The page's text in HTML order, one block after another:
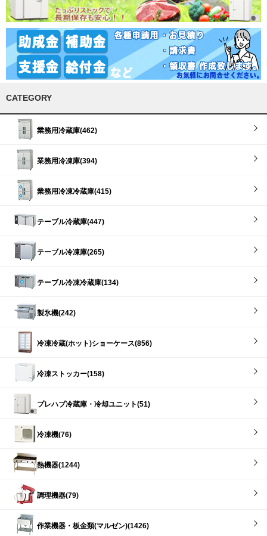
CATEGORY
業務用冷蔵庫(462)
業務用冷凍庫(394)
業務用冷凍冷蔵庫(415)
テーブル冷蔵庫(447)
テーブル冷凍庫(265)
テーブル冷凍冷蔵庫(134)
製氷機(242)
冷凍冷蔵(ホット)ショーケース(856)
冷凍ストッカー(158)
プレハブ冷蔵庫・冷却ユニット(51)
冷凍機(76)
熱機器(1244)
調理機器(79)
作業機器・板金類(マルゼン)(1426)